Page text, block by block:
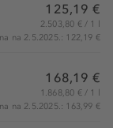
125,19 €
2.503,80 € / 1 l
na 2.5.2025.: 122,19 €
168,19 €
1.868,80 € / 1 l
na 2.5.2025.: 163,99 €